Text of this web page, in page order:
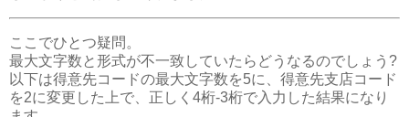
ここでひとつ疑問。
最大文字数と形式が不一致していたらどうなるのでしょう?
以下は得意先コードの最大文字数を5に、得意先支店コード
を2に変更した上で、正しく4桁-3桁で入力した結果になり